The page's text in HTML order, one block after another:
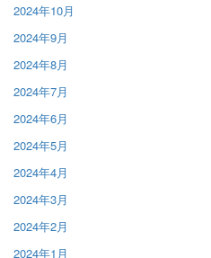
2024年10月
2024年9月
2024年8月
2024年7月
2024年6月
2024年5月
2024年4月
2024年3月
2024年2月
2024年1月